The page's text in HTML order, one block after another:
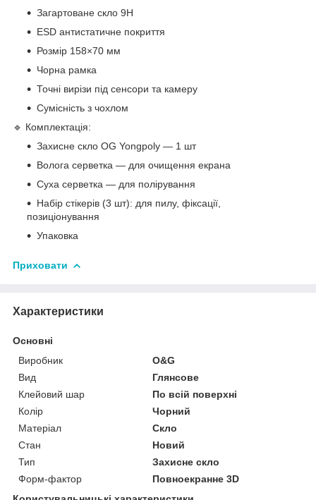
Загартоване скло 9H
ESD антистатичне покриття
Розмір 158×70 мм
Чорна рамка
Точні вирізи під сенсори та камеру
Сумісність з чохлом
🔹 Комплектація:
Захисне скло OG Yongpoly — 1 шт
Волога серветка — для очищення екрана
Суха серветка — для полірування
Набір стікерів (3 шт): для пилу, фіксації,
позиціонування
Упаковка
Приховати
Характеристики
Основні
Виробник
O&G
Вид
Глянсове
Клейовий шар
По всій поверхні
Колір
Чорний
Матеріал
Скло
Стан
Новий
Тип
Захисне скло
Форм-фактор
Повноекранне 3D